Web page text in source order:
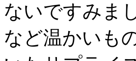
ないですみま
など温かいも